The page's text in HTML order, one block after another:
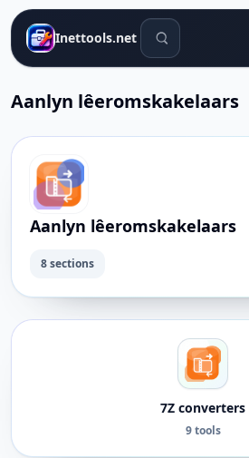
Inettools.net Soek gereedskap
Aanlyn lêeromskakelaars
Aanlyn lêeromskakelaars
8 sections
7Z converters
9 tools